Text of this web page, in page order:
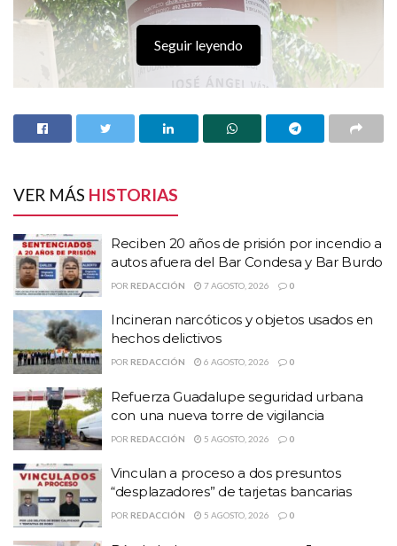
A través de un vídeo en sus redes sociales, las madres buscadoras
Seguir leyendo
VER MÁS HISTORIAS
Reciben 20 años de prisión por incendio a
autos afuera del Bar Condesa y Bar Burdo
POR REDACCIÓN 7 AGOSTO, 2026 0
Incineran narcóticos y objetos usados en
hechos delictivos
POR REDACCIÓN 6 AGOSTO, 2026 0
Refuerza Guadalupe seguridad urbana
con una nueva torre de vigilancia
POR REDACCIÓN 5 AGOSTO, 2026 0
Vinculan a proceso a dos presuntos
“desplazadores” de tarjetas bancarias
POR REDACCIÓN 5 AGOSTO, 2026 0